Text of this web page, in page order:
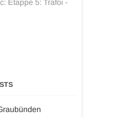
Etappe 5: Trafoi -